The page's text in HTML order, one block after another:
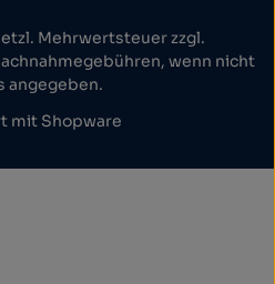
Mehrwertsteuer zzgl.
wenn nicht
angegeben.
mit Shopware